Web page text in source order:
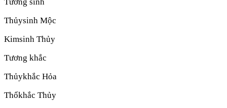
Thủysinh Mộc
Kimsinh Thủy
Tương khắc
Thủykhắc Hỏa
Thổkhắc Thủy